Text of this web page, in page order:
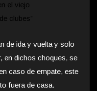
el viejo
clubes”
de ida y vuelta y solo
en dichos choques, se
caso de empate, este
fuera de casa.